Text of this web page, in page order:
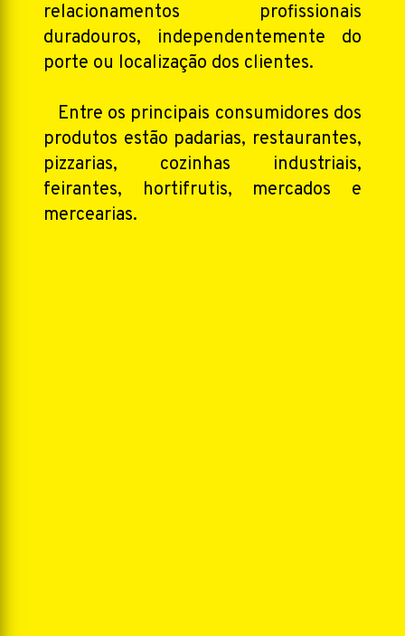
relacionamentos profissionais
duradouros, independentemente do
porte ou localização dos clientes.
Entre os principais consumidores dos
produtos estão padarias, restaurantes,
pizzarias, cozinhas industriais,
feirantes, hortifrutis, mercados e
mercearias.